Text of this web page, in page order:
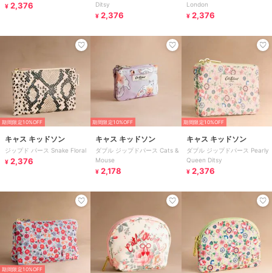
¥ 2,376
Ditsy
¥ 2,376
London
¥ 2,376
期間限定10%OFF
キャス キッドソン
ジップド パース Snake Floral
¥ 2,376
期間限定10%OFF
キャス キッドソン
ダブル ジップドパース Cats &
Mouse
¥ 2,178
期間限定10%OFF
キャス キッドソン
ダブル ジップドパース Pearly
Queen Ditsy
¥ 2,376
期間限定10%OFF